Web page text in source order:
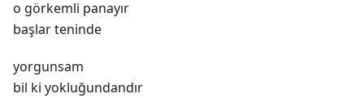
o görkemli panayır
başlar teninde
yorgunsam
bil ki yokluğundandır